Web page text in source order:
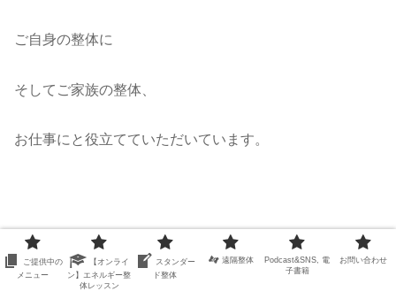
ご自身の整体に
そしてご家族の整体、
お仕事にと役立てていただいています。
初級編といえど、日頃のマイナートラブルなら
ご提供中の
メニュー
【オンライ
ン】エネルギー整
体レッスン
スタンダー
ド整体
遠隔整体
Podcast&SNS, 電
子書籍
お問い合わせ